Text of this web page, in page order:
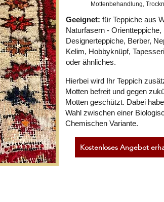
Mottenbehandlung,
Geeignet: für Teppiche aus
Naturfasern - Orientteppiche,
Designerteppiche, Berber,
Kelim, Hobbyknüpf,
oder ähnliches.
Hierbei wird Ihr Teppich
Motten befreit und gegen
Motten geschützt. Dabei
Wahl zwischen einer
Chemischen Variante.